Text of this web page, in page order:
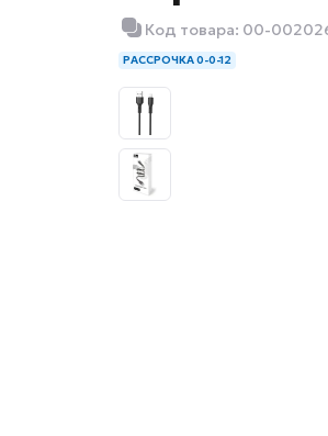
Код товара: 00-
РАССРОЧКА 0-0-12